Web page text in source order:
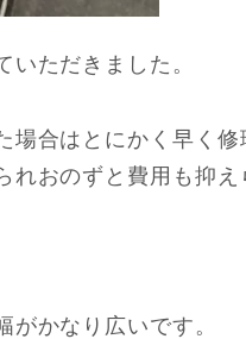
ただきました。
場合はとにかく早く
おのずと費用も抑え
かなり広いです。